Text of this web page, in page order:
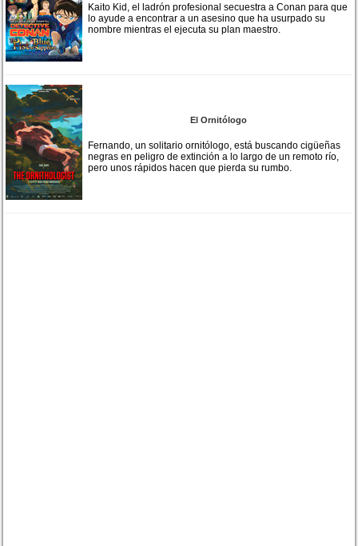
Kaito Kid, el ladrón profesional secuestra a Conan para que
lo ayude a encontrar a un asesino que ha usurpado su
nombre mientras el ejecuta su plan maestro.
El Ornitólogo
Fernando, un solitario ornitólogo, está buscando cigüeñas
negras en peligro de extinción a lo largo de un remoto río,
pero unos rápidos hacen que pierda su rumbo.